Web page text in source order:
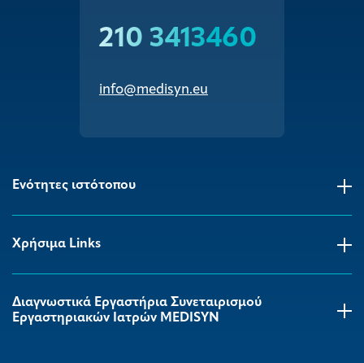
210 3413460
info@medisyn.eu
Ενότητες ιστότοπου
Χρήσιμα Links
Διαγνωστικά Εργαστήρια Συνεταιρισμού
Εργαστηριακών Ιατρών MEDISYΝ